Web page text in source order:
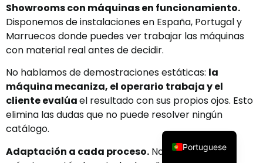
Showrooms con máquinas en funcionamiento.
Disponemos de instalaciones en España, Portugal y
Marruecos donde puedes ver trabajar las máquinas
con material real antes de decidir.
No hablamos de demostraciones estáticas: la
máquina mecaniza, el operario trabaja y el
cliente evalúael resultado con sus propios ojos. Esto
elimina las dudas que no puede resolver ningún
catálogo.
Adaptación a cada proceso. No vendemos
Portuguese
French
English